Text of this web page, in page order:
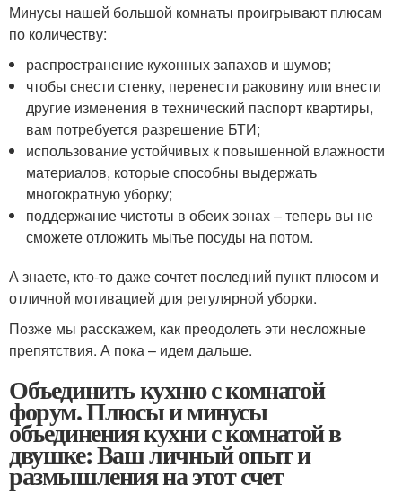
Минусы нашей большой комнаты проигрывают плюсам
по количеству:
распространение кухонных запахов и шумов;
чтобы снести стенку, перенести раковину или внести
другие изменения в технический паспорт квартиры,
вам потребуется разрешение БТИ;
использование устойчивых к повышенной влажности
материалов, которые способны выдержать
многократную уборку;
поддержание чистоты в обеих зонах – теперь вы не
сможете отложить мытье посуды на потом.
А знаете, кто-то даже сочтет последний пункт плюсом и
отличной мотивацией для регулярной уборки.
Позже мы расскажем, как преодолеть эти несложные
препятствия. А пока – идем дальше.
Объединить кухню с комнатой
форум. Плюсы и минусы
объединения кухни с комнатой в
двушке: Ваш личный опыт и
размышления на этот счет